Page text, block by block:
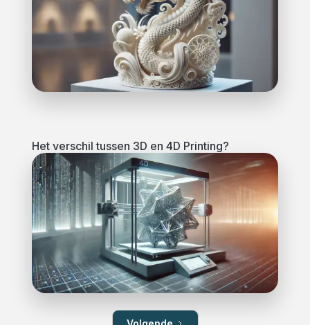
Het verschil tussen 3D en 4D Printing?